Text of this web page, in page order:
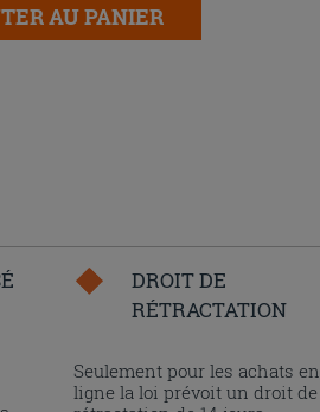
AU PANIER
DROIT DE
RÉTRACTATION
Seulement pour les achats en
ligne la loi prévoit un droit de